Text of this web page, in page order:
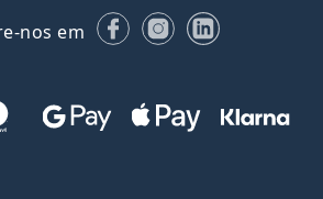
nos em FacebookInstagram
LinkedIn